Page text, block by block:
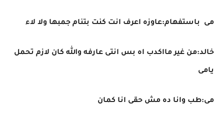
مى باستفهام:عاوزه اعرف انت كنت بتنام جمبها ولا لاء
خالد:من غير مااكدب اه بس انتى عارفه والله كان لازم تحمل
يامى
مى:طب وانا ده مش حقى انا كمان